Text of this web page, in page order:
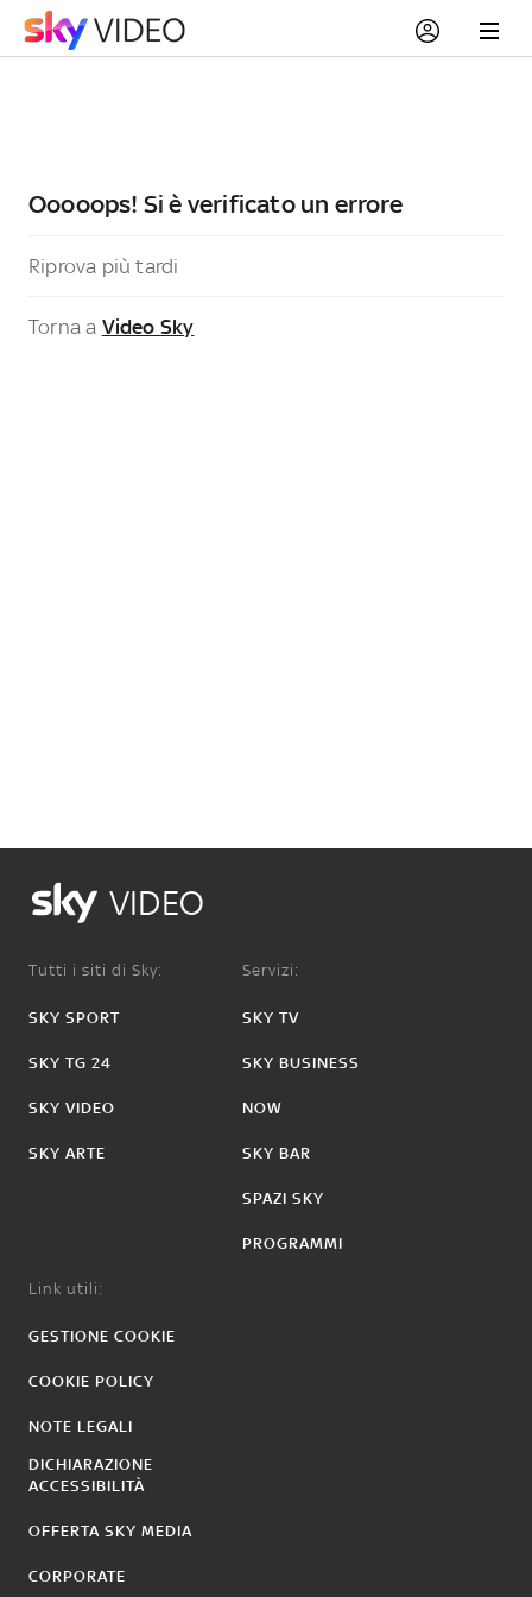
Ooooops! Si è verificato un errore
Riprova più tardi
Torna a Video Sky
VIDEO
Tutti i siti di Sky:
SKY SPORT
SKY TG 24
SKY VIDEO
SKY ARTE
Servizi:
SKY TV
SKY BUSINESS
NOW
SKY BAR
SPAZI SKY
PROGRAMMI
Link utili:
GESTIONE COOKIE
COOKIE POLICY
NOTE LEGALI
DICHIARAZIONE
ACCESSIBILITÀ
OFFERTA SKY MEDIA
CORPORATE